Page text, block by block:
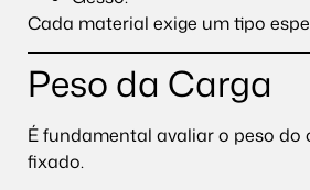
Cada material exige um tipo
Peso da Carga
É fundamental avaliar o peso do
fixado.